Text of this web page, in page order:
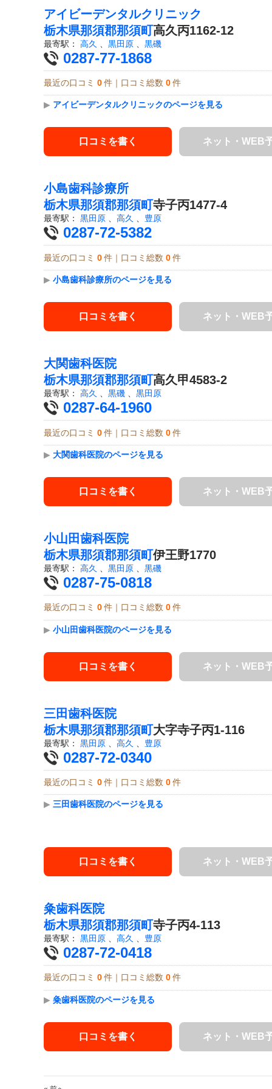
アイビーデンタルクリニック
栃木県那須郡那須町高久丙1162-12
最寄駅： 高久 黒田原 黒磯
0287-77-1868
最近の口コミ 0 件｜口コミ総数 0 件
▶ アイビーデンタルクリニックのページを見る
口コミを書く ネット・WEB
小島歯科診療所
栃木県那須郡那須町寺子丙1477-4
最寄駅： 黒田原 、 高久 、 豊原
0287-72-5382
最近の口コミ 0 件｜口コミ総数 0 件
▶ 小島歯科診療所のページを見る
口コミを書く ネット・WEB
大関歯科医院
栃木県那須郡那須町高久甲4583-2
最寄駅： 高久 黒磯 黒田原
0287-64-1960
最近の口コミ 0 件｜口コミ総数 0 件
▶ 大関歯科医院のページを見る
口コミを書く ネット・WEB
小山田歯科医院
栃木県那須郡那須町伊王野1770
最寄駅： 高久 黒田原 黒磯
0287-75-0818
最近の口コミ 0 件｜口コミ総数 0 件
▶ 小山田歯科医院のページを見る
口コミを書く ネット・WEB
三田歯科医院
栃木県那須郡那須町大字寺子丙1-116
最寄駅： 黒田原 高久 豊原
0287-72-0340
最近の口コミ 0 件｜口コミ総数 0 件
▶ 三田歯科医院のページを見る
口コミを書く ネット・WEB
粂歯科医院
栃木県那須郡那須町寺子丙4-113
最寄駅： 黒田原 高久 豊原
0287-72-0418
最近の口コミ 0 件｜口コミ総数 0 件
▶ 粂歯科医院のページを見る
口コミを書く ネット・WEB